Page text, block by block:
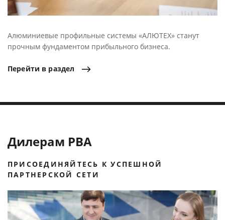
Алюминиевые профильные системы «АЛЮТЕХ» станут
прочным фундаментом прибыльного бизнеса.
Перейти в раздел
Дилерам РВА
ПРИСОЕДИНЯЙТЕСЬ К УСПЕШНОЙ
ПАРТНЕРСКОЙ СЕТИ